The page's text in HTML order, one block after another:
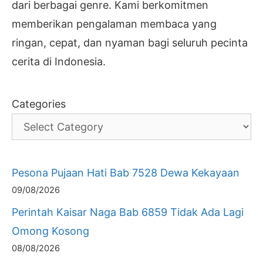
dari berbagai genre. Kami berkomitmen
memberikan pengalaman membaca yang
ringan, cepat, dan nyaman bagi seluruh pecinta
cerita di Indonesia.
Categories
Pesona Pujaan Hati Bab 7528 Dewa Kekayaan
09/08/2026
Perintah Kaisar Naga Bab 6859 Tidak Ada Lagi
Omong Kosong
08/08/2026